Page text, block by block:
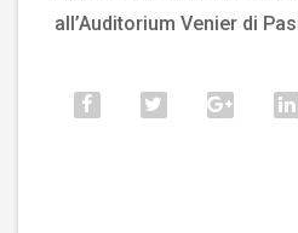
all’Auditorium Venier di